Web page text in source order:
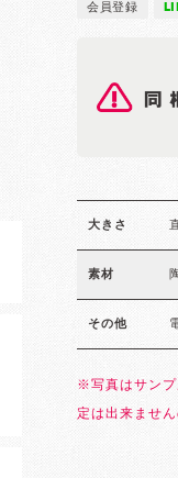
会員登録
大きさ
素材
その他
※写真はサンプ
定は出来ませ